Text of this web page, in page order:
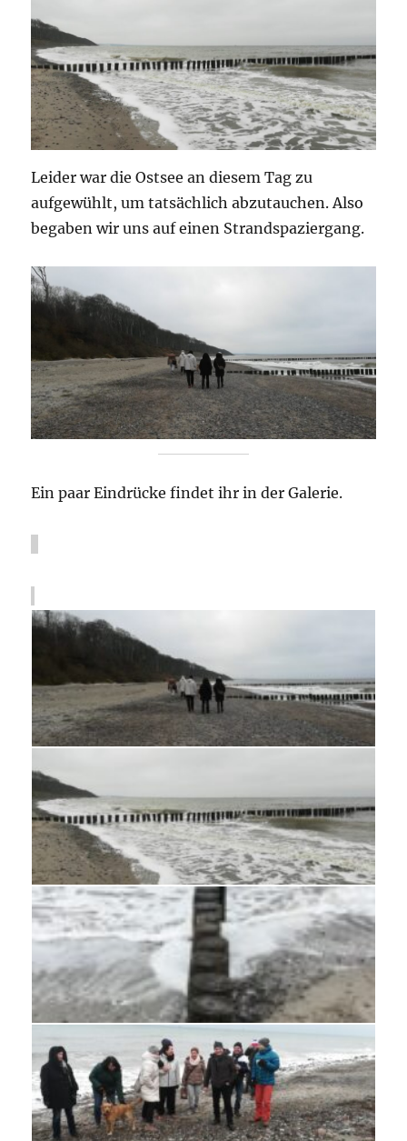
Leider war die Ostsee an diesem Tag zu
aufgewühlt, um tatsächlich abzutauchen. Also
begaben wir uns auf einen Strandspaziergang.
Ein paar Eindrücke findet ihr in der Galerie.